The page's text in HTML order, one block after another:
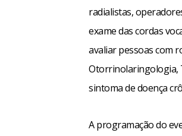
radialistas,
exame das cordas
avaliar pessoas com
Otorrinolaringologia,
sintoma de doença
A programação do